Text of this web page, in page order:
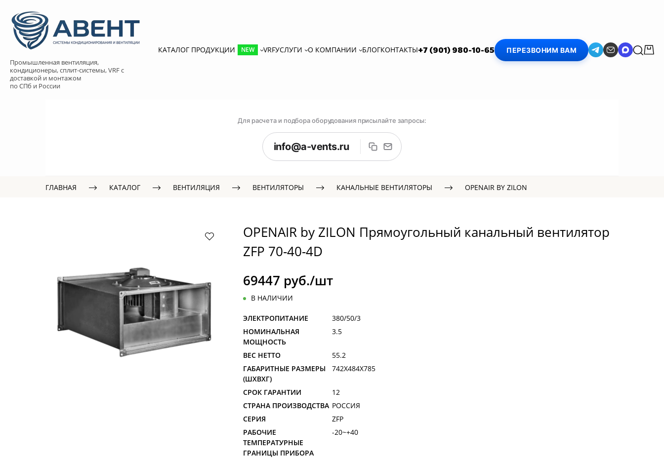
Промышленная вентиляция,
кондиционеры, сплит-системы, VRF с
доставкой и монтажом
по СПб и России
КАТАЛОГ ПРОДУКЦИИ NEW VRFУСЛУГИ О КОМПАНИИ БЛОГКОНТАКТЫ+7 (901) 980-10-65 ПЕРЕЗВОНИМ ВАМ
Для расчета и подбора оборудования присылайте запросы:
info@a-vents.ru
ГЛАВНАЯ КАТАЛОГ ВЕНТИЛЯЦИЯ ВЕНТИЛЯТОРЫ КАНАЛЬНЫЕ ВЕНТИЛЯТОРЫ OPENAIR BY ZILON
OPENAIR by ZILON Прямоугольный канальный вентилятор
ZFP 70-40-4D
69447 руб./шт
В НАЛИЧИИ
ЭЛЕКТРОПИТАНИЕ
380/50/3
НОМИНАЛЬНАЯ
МОЩНОСТЬ
3.5
ВЕС НЕТТО
55.2
ГАБАРИТНЫЕ РАЗМЕРЫ
(ШXВXГ)
742X484X785
СРОК ГАРАНТИИ
12
СТРАНА ПРОИЗВОДСТВА РОССИЯ
СЕРИЯ
ZFP
РАБОЧИЕ
ТЕМПЕРАТУРНЫЕ
ГРАНИЦЫ ПРИБОРА
-20~+40